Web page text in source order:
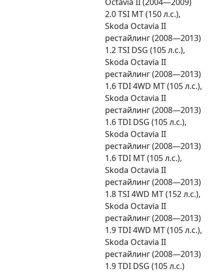
2.0 TSI MT (150 л.с.),
Skoda Octavia II
рестайлинг (2008—2013)
1.2 TSI DSG (105 л.с.),
Skoda Octavia II
рестайлинг (2008—2013)
1.6 TDI 4WD MT (105 л.с.),
Skoda Octavia II
рестайлинг (2008—2013)
1.6 TDI DSG (105 л.с.),
Skoda Octavia II
рестайлинг (2008—2013)
1.6 TDI MT (105 л.с.),
Skoda Octavia II
рестайлинг (2008—2013)
1.8 TSI 4WD MT (152 л.с.),
Skoda Octavia II
рестайлинг (2008—2013)
1.9 TDI 4WD MT (105 л.с.),
Skoda Octavia II
рестайлинг (2008—2013)
1.9 TDI DSG (105 л.с.)